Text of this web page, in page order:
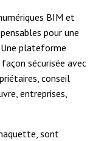
BIM et
pour une
plateforme
sécurisée avec
conseil
entreprises,
sont